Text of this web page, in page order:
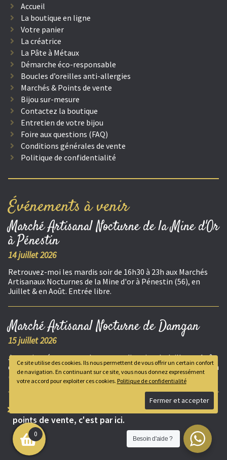
Accueil
La boutique en ligne
Votre panier
La créatrice
La Pâte à Métaux
Démarche éco-responsable
Boucles d’oreilles anti-allergies
Marchés & Points de vente
Bijou sur-mesure
Contactez la boutique
Entretien de votre bijou
Foire aux questions (FAQ)
Conditions générales de vente
Politique de confidentialité
Événements à venir
Marché Artisanal Nocturne de la Mine d'Or
à Pénestin
14 juillet 2026
Retrouvez-moi les mardis soir de 16h30 à 23h aux Marchés
Artisanaux Nocturnes de la Mine d'or à Pénestin (56), en
Juillet & en Août. Entrée libre.
Marché Artisanal Nocturne de Damgan
15 juillet 2026
Je serais présente tous les mercredis soirs, de Juillet et Août,
de 17h30 à 23h aux Marchés Artisanaux Nocturnes de Damgan
(56). Entrée libre.
Pour connaître toutes les dates de marchés et les
points de vente, c'est par ici.
0
Besoin d'aide ?
Ce site utilise des cookies. Ils nous permettent de vous offrir un certain confort
de navigation. En continuant sur ce site, vous nous donnez expressément
votre accord pour exploiter ces cookies. Politique de confidentialité